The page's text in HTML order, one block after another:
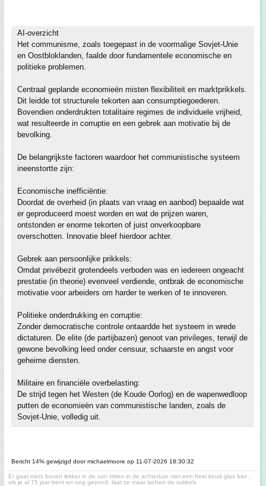
AI-overzicht
Het communisme, zoals toegepast in de voormalige Sovjet-Unie
en Oostbloklanden, faalde door fundamentele economische en
politieke problemen.
Centraal geplande economieën misten flexibiliteit en marktprikkels.
Dit leidde tot structurele tekorten aan consumptiegoederen.
Bovendien onderdrukten totalitaire regimes de individuele vrijheid,
wat resulteerde in corruptie en een gebrek aan motivatie bij de
bevolking.
De belangrijkste factoren waardoor het communistische systeem
ineenstortte zijn:
Economische inefficiëntie:
Doordat de overheid (in plaats van vraag en aanbod) bepaalde wat
er geproduceerd moest worden en wat de prijzen waren,
ontstonden er enorme tekorten of juist onverkoopbare
overschotten. Innovatie bleef hierdoor achter.
Gebrek aan persoonlijke prikkels:
Omdat privébezit grotendeels verboden was en iedereen ongeacht
prestatie (in theorie) evenveel verdiende, ontbrak de economische
motivatie voor arbeiders om harder te werken of te innoveren.
Politieke onderdrukking en corruptie:
Zonder democratische controle ontaardde het systeem in wrede
dictaturen. De elite (de partijbazen) genoot van privileges, terwijl de
gewone bevolking leed onder censuur, schaarste en angst voor
geheime diensten.
Militaire en financiële overbelasting:
De strijd tegen het Westen (de Koude Oorlog) en de wapenwedloop
putten de economieën van communistische landen, zoals de
Sovjet-Unie, volledig uit.
Bericht 14% gewijzigd door michaelmoore op 11-07-2026 18:30:32
Er gaat niets boven lekker in de zon zitten in de achtertuin met een heel koud glas bier ,
als je al 75 jaar bent en nog gezond, laat ze maar lachen de sukkels